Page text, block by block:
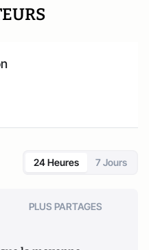
24 Heures 7 Jours
PLUS PARTAGES